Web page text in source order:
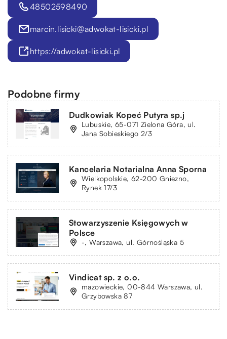
48502598490
marcin.lisicki@adwokat-lisicki.pl
https://adwokat-lisicki.pl
Podobne firmy
Dudkowiak Kopeć Putyra sp.j
Lubuskie, 65-071 Zielona Góra, ul.
Jana Sobieskiego 2/3
Kancelaria Notarialna Anna Sporna
Wielkopolskie, 62-200 Gniezno,
Rynek 17/3
Stowarzyszenie Księgowych w
Polsce
-, Warszawa, ul. Górnośląska 5
Vindicat sp. z o.o.
mazowieckie, 00-844 Warszawa, ul.
Grzybowska 87